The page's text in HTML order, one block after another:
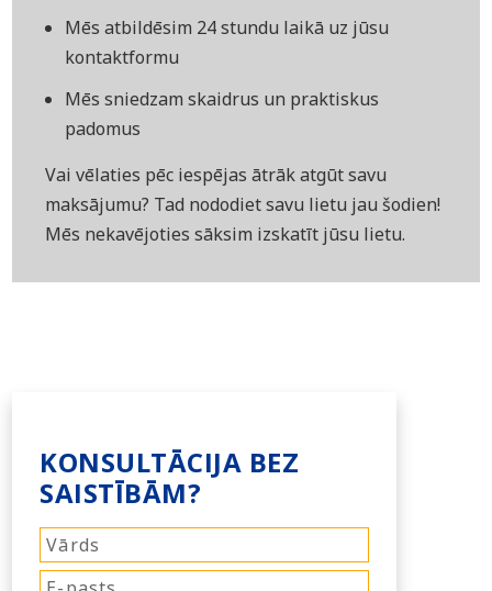
Mēs atbildēsim 24 stundu laikā uz jūsu
kontaktformu
Mēs sniedzam skaidrus un praktiskus
padomus
Vai vēlaties pēc iespējas ātrāk atgūt savu
maksājumu? Tad nododiet savu lietu jau šodien!
Mēs nekavējoties sāksim izskatīt jūsu lietu.
KONSULTĀCIJA BEZ
SAISTĪBĀM?